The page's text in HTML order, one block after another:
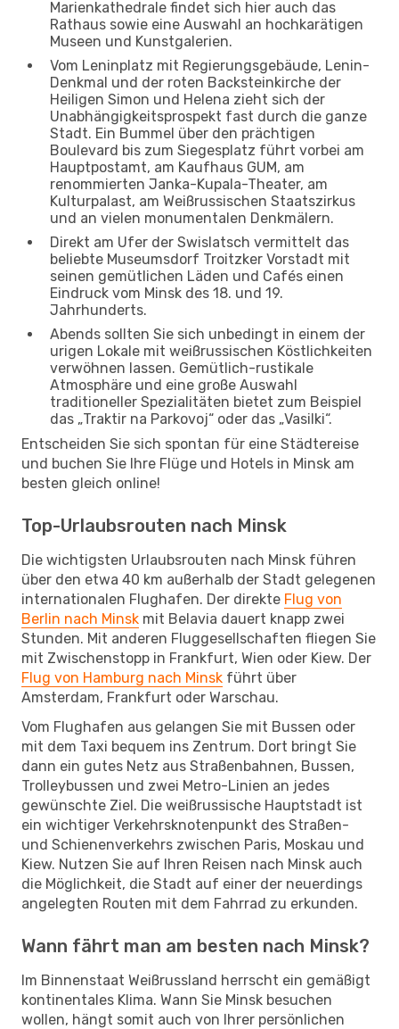
Marienkathedrale findet sich hier auch das
Rathaus sowie eine Auswahl an hochkarätigen
Museen und Kunstgalerien.
Vom Leninplatz mit Regierungsgebäude, Lenin-
Denkmal und der roten Backsteinkirche der
Heiligen Simon und Helena zieht sich der
Unabhängigkeitsprospekt fast durch die ganze
Stadt. Ein Bummel über den prächtigen
Boulevard bis zum Siegesplatz führt vorbei am
Hauptpostamt, am Kaufhaus GUM, am
renommierten Janka-Kupala-Theater, am
Kulturpalast, am Weißrussischen Staatszirkus
und an vielen monumentalen Denkmälern.
Direkt am Ufer der Swislatsch vermittelt das
beliebte Museumsdorf Troitzker Vorstadt mit
seinen gemütlichen Läden und Cafés einen
Eindruck vom Minsk des 18. und 19.
Jahrhunderts.
Abends sollten Sie sich unbedingt in einem der
urigen Lokale mit weißrussischen Köstlichkeiten
verwöhnen lassen. Gemütlich-rustikale
Atmosphäre und eine große Auswahl
traditioneller Spezialitäten bietet zum Beispiel
das „Traktir na Parkovoj“ oder das „Vasilki“.
Entscheiden Sie sich spontan für eine Städtereise
und buchen Sie Ihre Flüge und Hotels in Minsk am
besten gleich online!
Top-Urlaubsrouten nach Minsk
Die wichtigsten Urlaubsrouten nach Minsk führen
über den etwa 40 km außerhalb der Stadt gelegenen
internationalen Flughafen. Der direkte Flug von
Berlin nach Minsk mit Belavia dauert knapp zwei
Stunden. Mit anderen Fluggesellschaften fliegen Sie
mit Zwischenstopp in Frankfurt, Wien oder Kiew. Der
Flug von Hamburg nach Minsk führt über
Amsterdam, Frankfurt oder Warschau.
Vom Flughafen aus gelangen Sie mit Bussen oder
mit dem Taxi bequem ins Zentrum. Dort bringt Sie
dann ein gutes Netz aus Straßenbahnen, Bussen,
Trolleybussen und zwei Metro-Linien an jedes
gewünschte Ziel. Die weißrussische Hauptstadt ist
ein wichtiger Verkehrsknotenpunkt des Straßen-
und Schienenverkehrs zwischen Paris, Moskau und
Kiew. Nutzen Sie auf Ihren Reisen nach Minsk auch
die Möglichkeit, die Stadt auf einer der neuerdings
angelegten Routen mit dem Fahrrad zu erkunden.
Wann fährt man am besten nach Minsk?
Im Binnenstaat Weißrussland herrscht ein gemäßigt
kontinentales Klima. Wann Sie Minsk besuchen
wollen, hängt somit auch von Ihrer persönlichen